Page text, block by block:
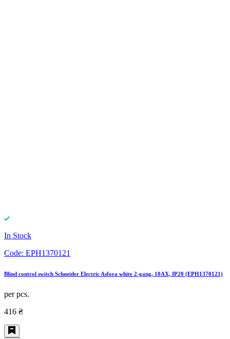
In Stock
Code: EPH1370121
Blind control switch Schneider Electric Asfora white 2-gang, 10AX, IP20 (EPH1370121)
per pcs.
416 ₴